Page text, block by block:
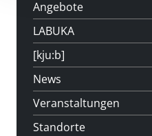
Angebote
LABUKA
[kju:b]
News
Veranstaltungen
Standorte